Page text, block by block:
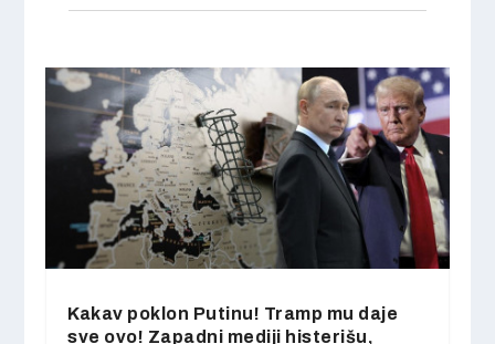
Kakav poklon Putinu! Tramp mu daje
sve ovo! Zapadni mediji histerišu,